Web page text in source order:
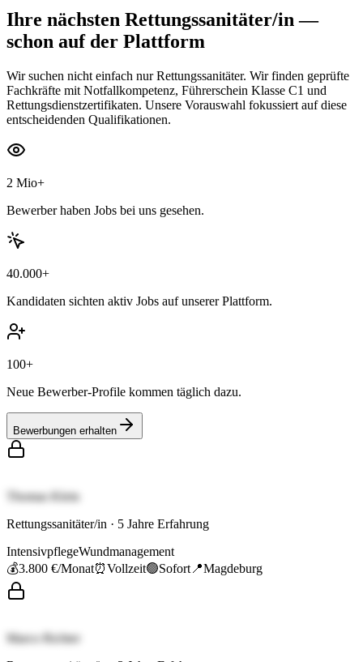
Ihre nächsten Rettungssanitäter/in—
schon auf der Plattform
Wir suchen nicht einfach nur Rettungssanitäter. Wir finden geprüfte
Fachkräfte mit Notfallkompetenz, Führerschein Klasse C1 und
Rettungsdienstzertifikaten. Unsere Vorauswahl fokussiert auf diese
entscheidenden Qualifikationen.
2 Mio+
Bewerber haben Jobs bei uns gesehen.
40.000+
Kandidaten sichten aktiv Jobs auf unserer Plattform.
100+
Neue Bewerber-Profile kommen täglich dazu.
Bewerbungen erhalten
Thomas Klein
Rettungssanitäter/in · 5 Jahre Erfahrung
IntensivpflegeWundmanagement
💰3.800 €/Monat⏰Vollzeit🟢Sofort 📍Magdeburg
Marco Richter